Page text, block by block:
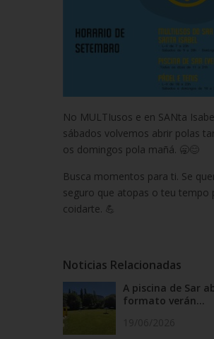
No MULTIusos e en SANta
sábados volvemos abrir polas
os domingos pola mañá. 🥱😊
Busca momentos para ti. Se
seguro que atopas o teu tempo
coidarte. 💪
Noticias Relacionadas
A piscina de Sar
formato verán...